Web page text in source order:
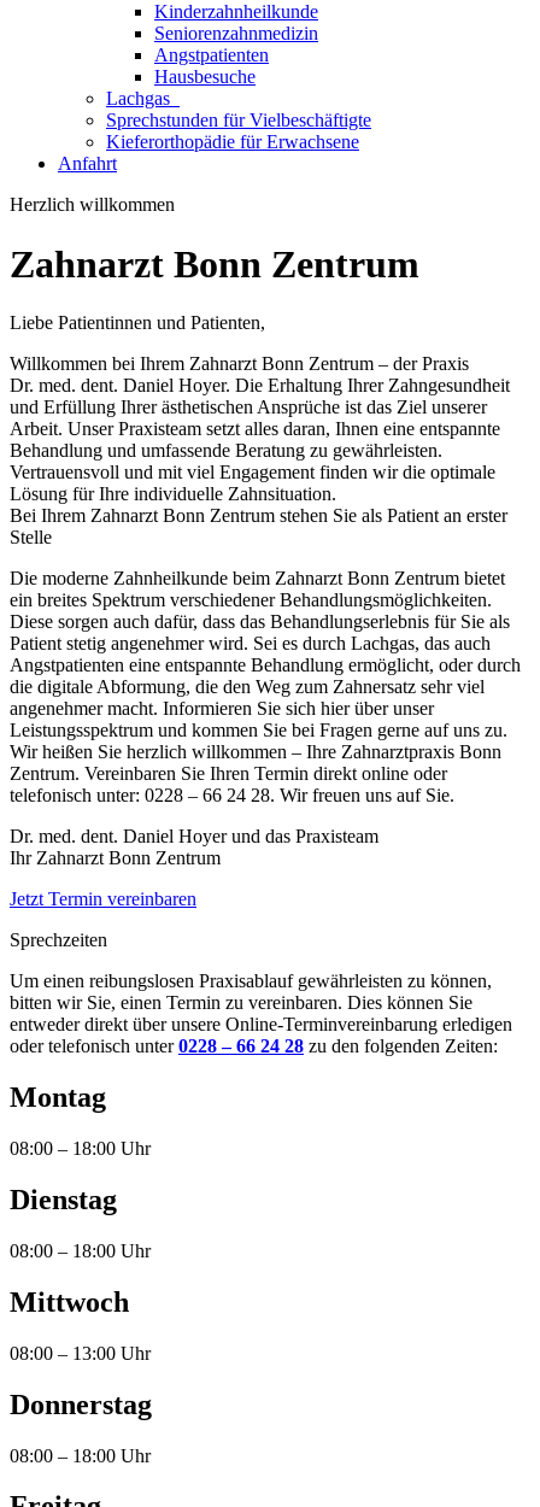
Kinderzahnheilkunde
Seniorenzahnmedizin
Angstpatienten
Hausbesuche
Lachgas
Sprechstunden für Vielbeschäftigte
Kieferorthopädie für Erwachsene
Anfahrt
Herzlich willkommen
Zahnarzt Bonn Zentrum
Liebe Patientinnen und Patienten,
Willkommen bei Ihrem Zahnarzt Bonn Zentrum – der Praxis
Dr. med. dent. Daniel Hoyer. Die Erhaltung Ihrer Zahngesundheit
und Erfüllung Ihrer ästhetischen Ansprüche ist das Ziel unserer
Arbeit. Unser Praxisteam setzt alles daran, Ihnen eine entspannte
Behandlung und umfassende Beratung zu gewährleisten.
Vertrauensvoll und mit viel Engagement finden wir die optimale
Lösung für Ihre individuelle Zahnsituation.
Bei Ihrem Zahnarzt Bonn Zentrum stehen Sie als Patient an erster
Stelle
Die moderne Zahnheilkunde beim Zahnarzt Bonn Zentrum bietet
ein breites Spektrum verschiedener Behandlungsmöglichkeiten.
Diese sorgen auch dafür, dass das Behandlungserlebnis für Sie als
Patient stetig angenehmer wird. Sei es durch Lachgas, das auch
Angstpatienten eine entspannte Behandlung ermöglicht, oder durch
die digitale Abformung, die den Weg zum Zahnersatz sehr viel
angenehmer macht. Informieren Sie sich hier über unser
Leistungsspektrum und kommen Sie bei Fragen gerne auf uns zu.
Wir heißen Sie herzlich willkommen – Ihre Zahnarztpraxis Bonn
Zentrum. Vereinbaren Sie Ihren Termin direkt online oder
telefonisch unter: 0228 – 66 24 28. Wir freuen uns auf Sie.
Dr. med. dent. Daniel Hoyer und das Praxisteam
Ihr Zahnarzt Bonn Zentrum
Jetzt Termin vereinbaren
Sprechzeiten
Um einen reibungslosen Praxisablauf gewährleisten zu können,
bitten wir Sie, einen Termin zu vereinbaren. Dies können Sie
entweder direkt über unsere Online-Terminvereinbarung erledigen
oder telefonisch unter0228 – 66 24 28 zu den folgenden Zeiten:
Montag
08:00 – 18:00 Uhr
Dienstag
08:00 – 18:00 Uhr
Mittwoch
08:00 – 13:00 Uhr
Donnerstag
08:00 – 18:00 Uhr